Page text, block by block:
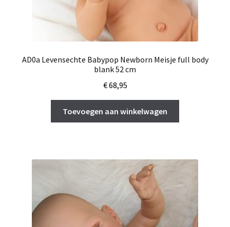
AD0a Levensechte Babypop Newborn Meisje full body
blank 52 cm
€68,95
Toevoegen aan winkelwagen